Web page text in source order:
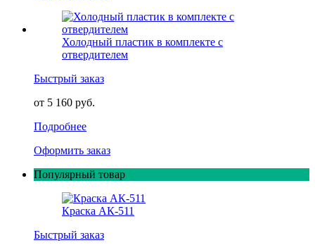
Холодный пластик в комплекте с
отвердителем
Быстрый заказ
от 5 160 руб.
Подробнее
Оформить заказ
Популярный товар
Краска АК-511
Быстрый заказ